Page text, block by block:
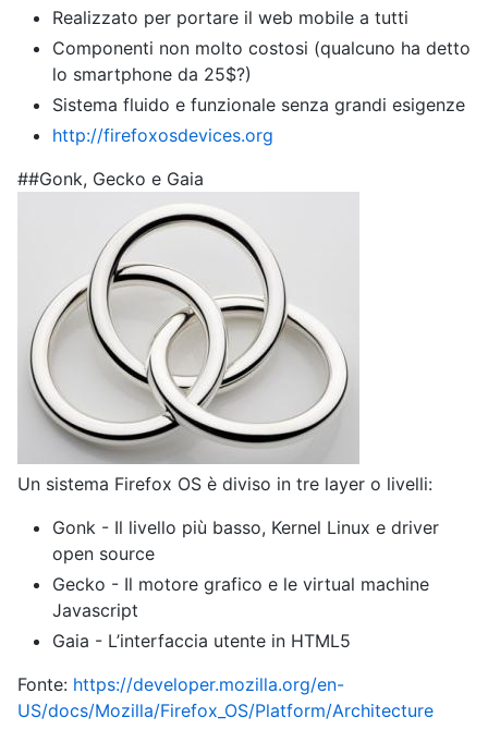
Realizzato per portare il web mobile a tutti
Componenti non molto costosi (qualcuno ha detto
lo smartphone da 25$?)
Sistema fluido e funzionale senza grandi esigenze
http://firefoxosdevices.org
##Gonk, Gecko e Gaia
Un sistema Firefox OS è diviso in tre layer o livelli:
Gonk - Il livello più basso, Kernel Linux e driver
open source
Gecko - Il motore grafico e le virtual machine
Javascript
Gaia - L’interfaccia utente in HTML5
Fonte: https://developer.mozilla.org/en-
US/docs/Mozilla/Firefox_OS/Platform/Architecture